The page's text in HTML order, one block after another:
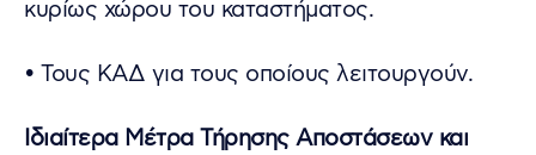
κυρίως χώρου του καταστήματος.
• Τους ΚΑΔ για τους οποίους λειτουργούν.
Ιδιαίτερα Μέτρα Τήρησης Αποστάσεων και